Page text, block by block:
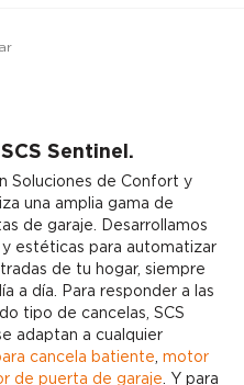
Sentinel.
Soluciones de Confort y
una amplia gama de
de garaje. Desarrollamos
estéticas para automatizar
de tu hogar, siempre
a día. Para responder a las
tipo de cancelas, SCS
adaptan a cualquier
cancela batiente motor
de puerta de garaje . Y para